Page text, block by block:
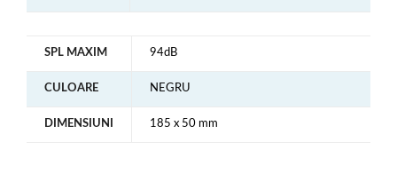
SPL MAXIM 94dB
CULOARE NEGRU
DIMENSIUNI 185 x 50 mm